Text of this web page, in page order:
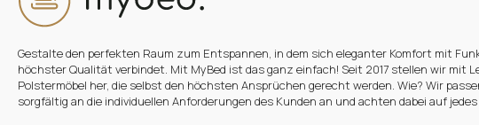
Gestalte den perfekten Raum zum Entspannen, in dem sich eleganter Komfort mit
höchster Qualität verbindet. Mit MyBed ist das ganz einfach! Seit 2017 stellen wir mit
Polstermöbel her, die selbst den höchsten Ansprüchen gerecht werden. Wie? Wir
sorgfältig an die individuellen Anforderungen des Kunden an und achten dabei auf jedes